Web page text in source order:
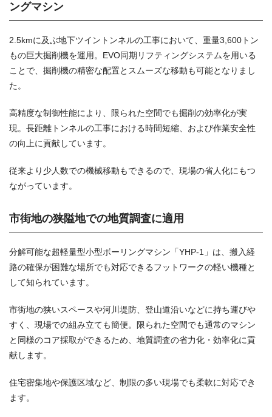
ングマシン
2.5kmに及ぶ地下ツイントンネルの工事において、重量3,600トン
もの巨大掘削機を運用。EVO同期リフティングシステムを用いる
ことで、掘削機の精密な配置とスムーズな移動も可能となりまし
た。
高精度な制御性能により、限られた空間でも掘削の効率化が実
現。長距離トンネルの工事における時間短縮、および作業安全性
の向上に貢献しています。
従来より少人数での機械移動もできるので、現場の省人化にもつ
ながっています。
市街地の狭隘地での地質調査に適用
分解可能な超軽量型小型ボーリングマシン「YHP-1」は、搬入経
路の確保が困難な場所でも対応できるフットワークの軽い機種と
して知られています。
市街地の狭いスペースや河川堤防、登山道沿いなどに持ち運びや
すく、現場での組み立ても簡便。限られた空間でも通常のマシン
と同様のコア採取ができるため、地質調査の省力化・効率化に貢
献します。
住宅密集地や保護区域など、制限の多い現場でも柔軟に対応でき
ます。